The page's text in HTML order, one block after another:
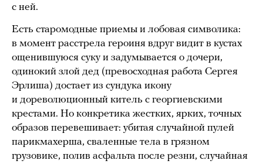
с ней.
Есть старомодные приемы и лобовая символика:
в момент расстрела героиня вдруг видит в кустах
ощенившуюся суку и задумывается о дочери,
одинокий злой дед (превосходная работа Сергея
Эрлиша) достает из сундука икону
и дореволюционный китель с георгиевскими
крестами. Но конкретика жестких, ярких, точных
образов перевешивает: убитая случайной пулей
парикмахерша, сваленные тела в грязном
грузовике, полив асфальта после резни, случайная